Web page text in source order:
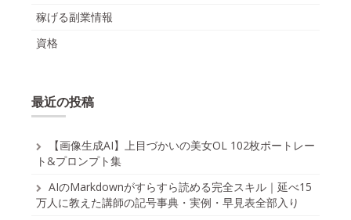
稼げる副業情報
資格
最近の投稿
【画像生成AI】上目づかいの美女OL 102枚ポートレー
ト&プロンプト集
AIのMarkdownがすらすら読める完全スキル｜延べ15
万人に教えた講師の記号事典・実例・早見表全部入り